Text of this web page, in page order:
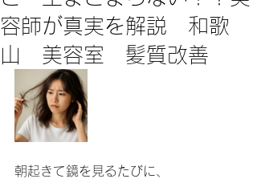
容師が真実を解説 和歌
山 美容室 髪質改善
朝起きて鏡を見るたびに、